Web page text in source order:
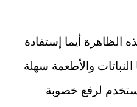
الظاهرة أيما إستفادة
والأطعمة سهلة
لرفع خصوبة